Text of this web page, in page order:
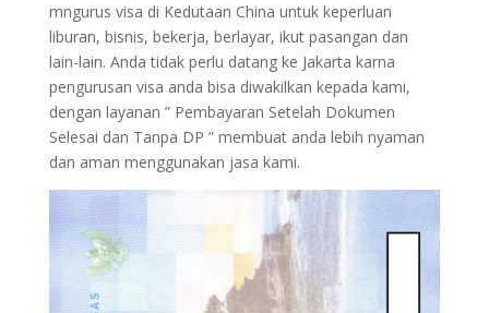
mngurus visa di Kedutaan China untuk keperluan
liburan, bisnis, bekerja, berlayar, ikut pasangan dan
lain-lain. Anda tidak perlu datang ke Jakarta karna
pengurusan visa anda bisa diwakilkan kepada kami,
dengan layanan ” Pembayaran Setelah Dokumen
Selesai dan Tanpa DP ” membuat anda lebih nyaman
dan aman menggunakan jasa kami.